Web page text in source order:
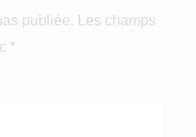
publiée.
Les champs
*